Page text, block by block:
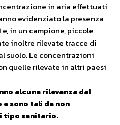
in aria effettuati
evidenziato la presenza
in un campione, piccole
inoltre rilevate tracce di
suolo. Le concentrazioni
quelle rilevate in altri paesi
alcuna rilevanza dal
sono tali da non
tipo sanitario.